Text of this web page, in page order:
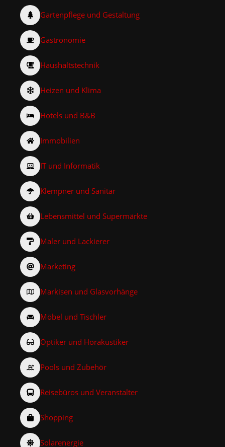
Gartenpflege und Gestaltung
Gastronomie
Haushaltstechnik
Heizen und Klima
Hotels und B&B
Immobilien
IT und Informatik
Klempner und Sanitär
Lebensmittel und Supermärkte
Maler und Lackierer
Marketing
Markisen und Glasvorhänge
Möbel und Tischler
Optiker und Hörakustiker
Pools und Zubehör
Reisebüros und Veranstalter
Shopping
Solarenergie